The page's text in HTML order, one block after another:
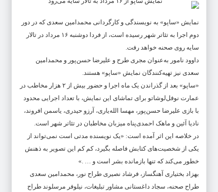
نمایش «ساپو» به نویسندگی و کارگردانی محمدامین سعدی که در دور
دوم اجرا به تئاتر شهر رسیده است، از فردا دوشنبه ۱۶ مرداد در تالار
سایه روی صحنه خواهد رفت.
داوود ‌نامور به‌عنوان مجری طرح و علیرضا ‌حسن‌پور و محمدامین
سعدی نیز تهیه‌کنندگان نمایش «ساپو» هستند.
«ساپو» بعد از گذراندن یک ماه اجرا و حضور بیش از ۲ هزار مخاطب در
عمارت نوفل‌لوشاتو برای تماشای این نمایش، با تعداد اجرایی محدود
با بازی علیرضا ‌حسن‌پور، مهسا الله‌یاری، آرزو ‌حیدری، یاسمن ‌افروند،
نادیا ‌آئین و ماهک ‌احمدی‌پناه میزبان مخاطبان در تئاتر شهر است.
در خلاصه این اثر آمده است: «یک نویسنده مدتی است نمی‌تواند از
یکی از شخصیت‌های کتابش فاصله بگیرد، کم کم این تصویر به ذهنش
خطور می‌کند که تنها بازمانده‌ بشر است و … .»
بهزاد ‌بختیاری آهنگساز، فرشاد ‌نصیری طراح نور، محمدامین سعدی
طراح صحنه، سجاد ‌داغستانی مشاور تبلیغات، نیلوفر ‌مرسلوند طراح